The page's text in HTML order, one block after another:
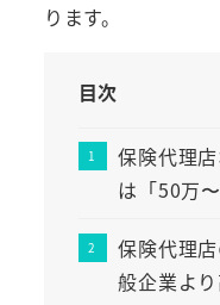
ります。
目次
保険代理
は「50万
保険代理
般企業よ